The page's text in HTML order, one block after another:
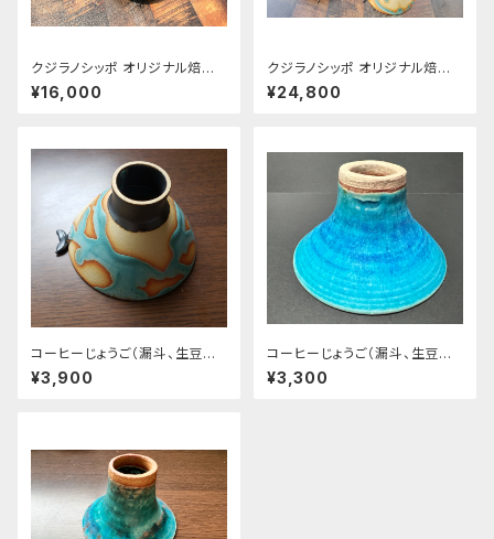
クジラノシッポ オリジナル焙煎
器+クジラノシッポ漏斗セット
¥16,000
クジラノシッポ オリジナル焙煎
器+くじらの漏斗+アンティーク
風木製ボックスセット
¥24,800
コーヒーじょうご（漏斗、生豆流
し）くじらのしっぽ付き
¥3,900
コーヒーじょうご（漏斗、生豆流
し）ブルー
¥3,300